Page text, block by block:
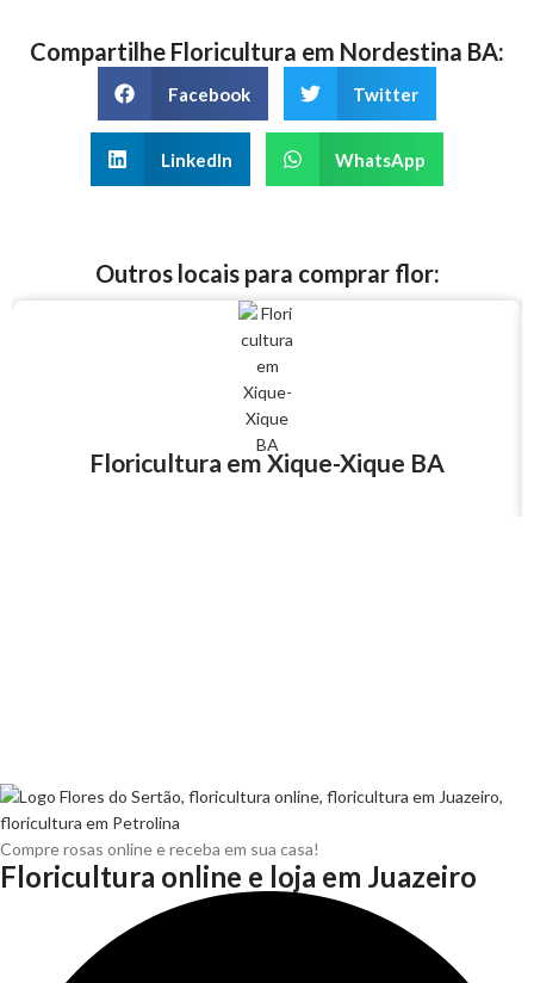
Compartilhe Floricultura em Nordestina BA:
Facebook Twitter
LinkedIn WhatsApp
Outros locais para comprar flor:
Floricultura em Xique-Xique BA
Compre rosas online e receba em sua casa!
Floricultura online e loja em Juazeiro